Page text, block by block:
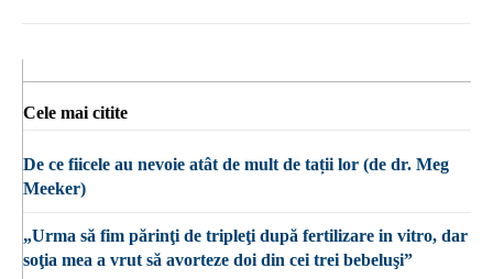
Cele mai citite
De ce fiicele au nevoie atât de mult de tații lor (de dr. Meg
Meeker)
„Urma să fim părinţi de tripleţi după fertilizare in vitro, dar
soţia mea a vrut să avorteze doi din cei trei bebeluşi”